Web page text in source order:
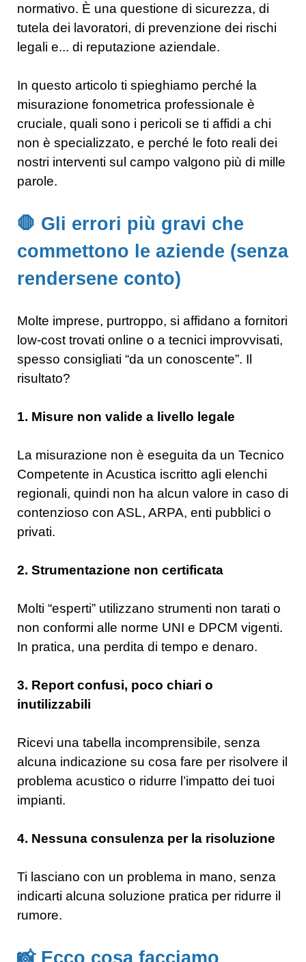
normativo. È una questione di sicurezza, di
tutela dei lavoratori, di prevenzione dei rischi
legali e... di reputazione aziendale.
In questo articolo ti spieghiamo perché la
misurazione fonometrica professionale è
cruciale, quali sono i pericoli se ti affidi a chi
non è specializzato, e perché le foto reali dei
nostri interventi sul campo valgono più di mille
parole.
🛑 Gli errori più gravi che
commettono le aziende (senza
rendersene conto)
Molte imprese, purtroppo, si affidano a fornitori
low-cost trovati online o a tecnici improvvisati,
spesso consigliati “da un conoscente”. Il
risultato?
1. Misure non valide a livello legale
La misurazione non è eseguita da un Tecnico
Competente in Acustica iscritto agli elenchi
regionali, quindi non ha alcun valore in caso di
contenzioso con ASL, ARPA, enti pubblici o
privati.
2. Strumentazione non certificata
Molti “esperti” utilizzano strumenti non tarati o
non conformi alle norme UNI e DPCM vigenti.
In pratica, una perdita di tempo e denaro.
3. Report confusi, poco chiari o
inutilizzabili
Ricevi una tabella incomprensibile, senza
alcuna indicazione su cosa fare per risolvere il
problema acustico o ridurre l’impatto dei tuoi
impianti.
4. Nessuna consulenza per la risoluzione
Ti lasciano con un problema in mano, senza
indicarti alcuna soluzione pratica per ridurre il
rumore.
📸 Ecco cosa facciamo